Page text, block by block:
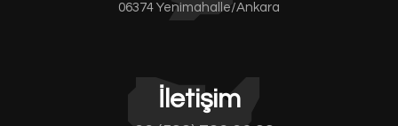
06374 Yenimahalle/Ankara
İletişim